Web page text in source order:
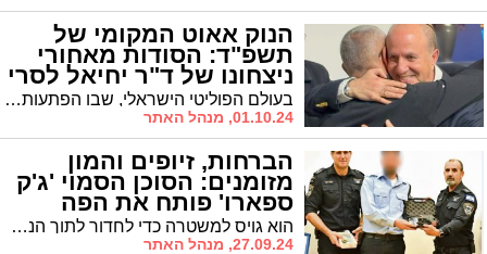
הנוק אאוט המקומי של
תשפ"ד: הסודות מאחורי
ניצחונו של ד"ר יחיאל לסרי
באשדוד בעולם הפוליטי הישראלי, שבו הפתעות הן כמעט נורמה, הניצחון של ד"ר יחיאל לסרי בבחירות לראשות העיר אשדוד מהווה פרק מרתק במיוחד. זהו סיפור על תהפוכות פוליטיות, על כוחה של נחישות, ועל ההבדל בין תחזיות פוליטיות למציאות בשטח
01.10.24, מנהל האתר
הברחות, זיופים והמון
מזומנים: הסוכן הסמוי 'ג'ק
ספארו' פותח את הפה
הוא גויס למשטרה כדי לחדור לתוך הנמל. משפחתו לא הבינה מדוע נעלם בלילות. הוא התחבר ליבואנים ועמילי מכס ופעל כסוכן סמוי במשך כ 4.5 שנים. כשהפרשיה התתפוצצה הוא הפך לשוטר מצטיין. 'ג'ק ספארו' מדבר
27.09.24, מנהל האתר